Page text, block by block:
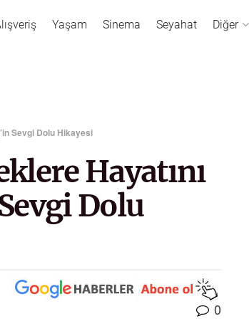
Yaşam Sinema Seyahat Diğer
Sevgi Dolu Hikayesi
Hayatını
Dolu
0